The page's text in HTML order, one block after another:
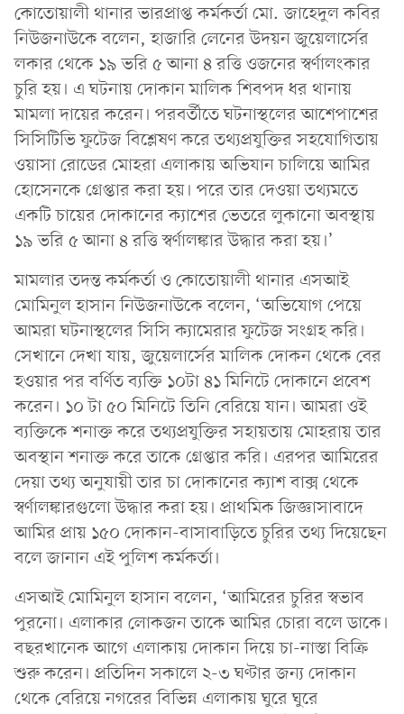
কোতোয়ালী থানার ভারপ্রাপ্ত কর্মকর্তা মো. জাহেদুল কবির
নিউজনাউকে বলেন, হাজারি লেনের উদয়ন জুয়েলার্সের
লকার থেকে ১৯ ভরি ৫ আনা ৪ রত্তি ওজনের স্বর্ণালংকার
চুরি হয়। এ ঘটনায় দোকান মালিক শিবপদ ধর থানায়
মামলা দায়ের করেন। পরবর্তীতে ঘটনাস্থলের আশেপাশের
সিসিটিভি ফুটেজ বিশ্লেষণ করে তথ্যপ্রযুক্তির সহযোগিতায়
ওয়াসা রোডের মোহরা এলাকায় অভিযান চালিয়ে আমির
হোসেনকে গ্রেপ্তার করা হয়। পরে তার দেওয়া তথ্যমতে
একটি চায়ের দোকানের ক্যাশের ভেতরে লুকানো অবস্থায়
১৯ ভরি ৫ আনা ৪ রত্তি স্বর্ণালঙ্কার উদ্ধার করা হয়।’
মামলার তদন্ত কর্মকর্তা ও কোতোয়ালী থানার এসআই
মোমিনুল হাসান নিউজনাউকে বলেন, ‘অভিযোগ পেয়ে
আমরা ঘটনাস্থলের সিসি ক্যামেরার ফুটেজ সংগ্রহ করি।
সেখানে দেখা যায়, জুয়েলার্সের মালিক দোকন থেকে বের
হওয়ার পর বর্ণিত ব্যক্তি ১০টা ৪১ মিনিটে দোকানে প্রবেশ
করেন। ১০ টা ৫০ মিনিটে তিনি বেরিয়ে যান। আমরা ওই
ব্যক্তিকে শনাক্ত করে তথ্যপ্রযুক্তির সহায়তায় মোহরায় তার
অবস্থান শনাক্ত করে তাকে গ্রেপ্তার করি। এরপর আমিরের
দেয়া তথ্য অনুযায়ী তার চা দোকানের ক্যাশ বাক্স থেকে
স্বর্ণালঙ্কারগুলো উদ্ধার করা হয়। প্রাথমিক জিজ্ঞাসাবাদে
আমির প্রায় ১৫০ দোকান-বাসাবাড়িতে চুরির তথ্য দিয়েছেন
বলে জানান এই পুলিশ কর্মকর্তা।
এসআই মোমিনুল হাসান বলেন, ‘আমিরের চুরির স্বভাব
পুরনো। এলাকার লোকজন তাকে আমির চোরা বলে ডাকে।
বছরখানেক আগে এলাকায় দোকান দিয়ে চা-নাস্তা বিক্রি
শুরু করেন। প্রতিদিন সকালে ২-৩ ঘণ্টার জন্য দোকান
থেকে বেরিয়ে নগরের বিভিন্ন এলাকায় ঘুরে ঘুরে